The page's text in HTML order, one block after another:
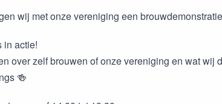
wij met onze vereniging een
in actie!
over zelf brouwen of onze vereniging en wat wij
🍻